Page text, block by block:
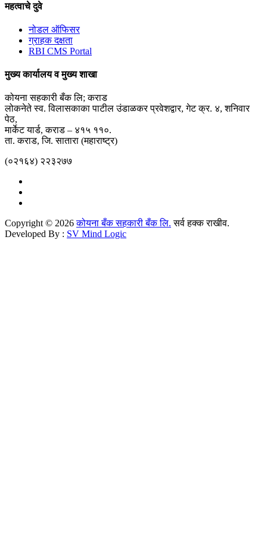
महत्वाचे दुवे
नोडल ऑफिसर
ग्राहक दक्षता
RBI CMS Portal
मुख्य कार्यालय व मुख्य शाखा
कोयना सहकारी बँक लि; कराड
लोकनेते स्व. विलासकाका पाटील उंडाळकर प्रवेशद्वार, गेट क्र. ४, शनिवार
पेठ,
मार्केट यार्ड, कराड – ४१५ ११०.
ता. कराड, जि. सातारा (महाराष्ट्र)
(०२१६४) २२३२७७
Copyright © 2026कोयना बँक सहकारी बँक लि. सर्व हक्क राखीव.
Developed By : SV Mind Logic